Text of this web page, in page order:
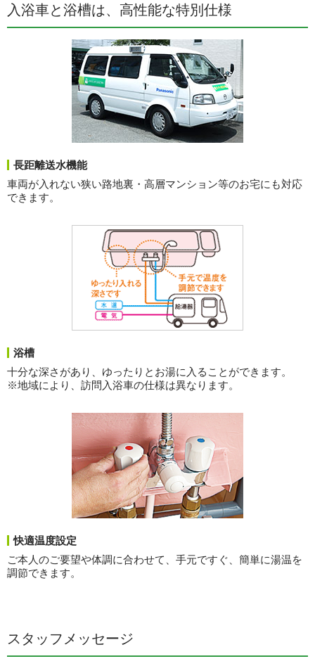
入浴車と浴槽は、高性能な特別仕様
長距離送水機能
車両が入れない狭い路地裏・高層マンション等のお宅にも対応
できます。
浴槽
十分な深さがあり、ゆったりとお湯に入ることができます。
※地域により、訪問入浴車の仕様は異なります。
快適温度設定
ご本人のご要望や体調に合わせて、手元ですぐ、簡単に湯温を
調節できます。
スタッフメッセージ